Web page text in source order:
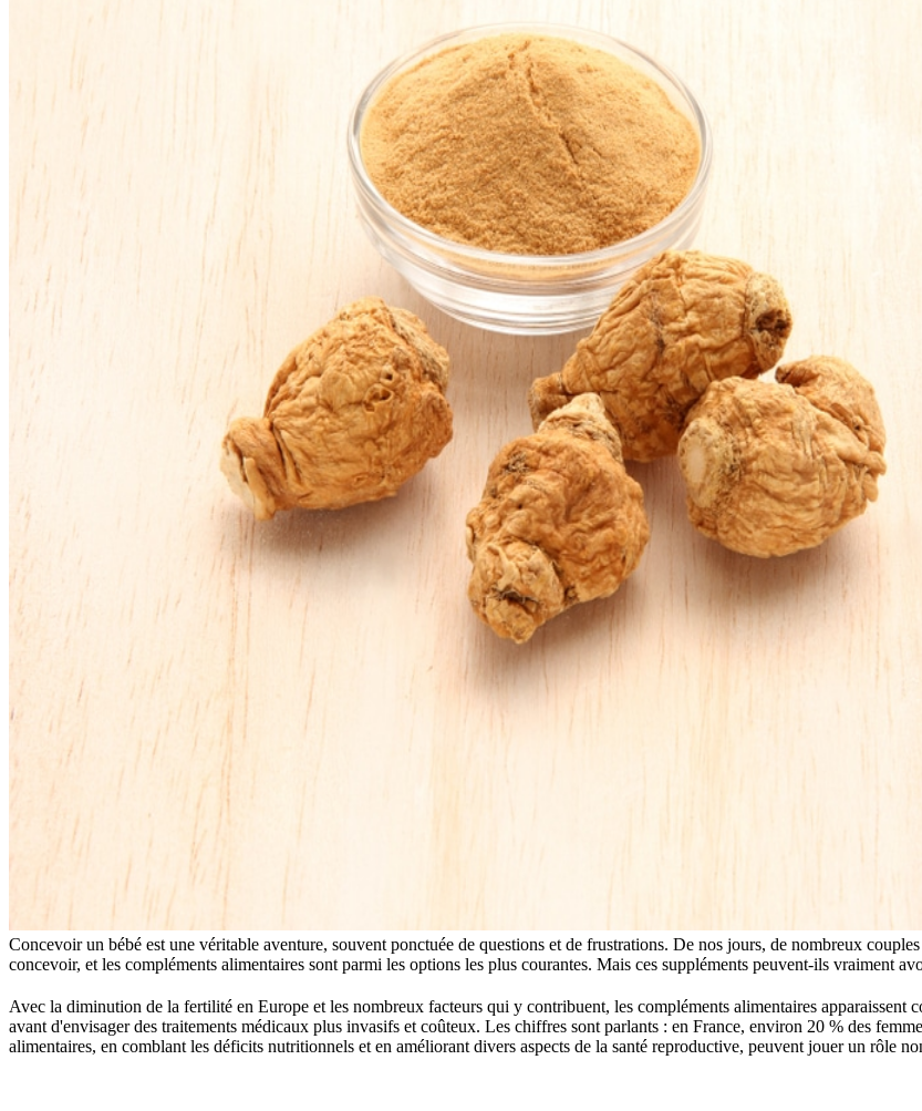
Concevoir un bébé est une véritable aventure, souvent ponctuée de questions et de frustrations. De nos jours, de nombreux
concevoir, et les compléments alimentaires sont parmi les options les plus courantes. Mais ces suppléments peuvent-ils vraiment
Avec la diminution de la fertilité en Europe et les nombreux facteurs qui y contribuent, les compléments alimentaires apparaissent
avant d'envisager des traitements médicaux plus invasifs et coûteux. Les chiffres sont parlants : en France, environ 20 % des
alimentaires, en comblant les déficits nutritionnels et en améliorant divers aspects de la santé reproductive, peuvent jouer un rôle